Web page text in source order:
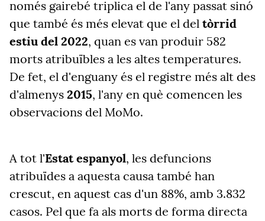
només gairebé triplica el de l'any passat sinó
que també és més elevat que el del tòrrid
estiu del 2022, quan es van produir 582
morts atribuïbles a les altes temperatures.
De fet, el d'enguany és el registre més alt des
d'almenys 2015, l'any en què comencen les
observacions del MoMo.
A tot l'Estat espanyol, les defuncions
atribuïdes a aquesta causa també han
crescut, en aquest cas d'un 88%, amb 3.832
casos. Pel que fa als morts de forma directa